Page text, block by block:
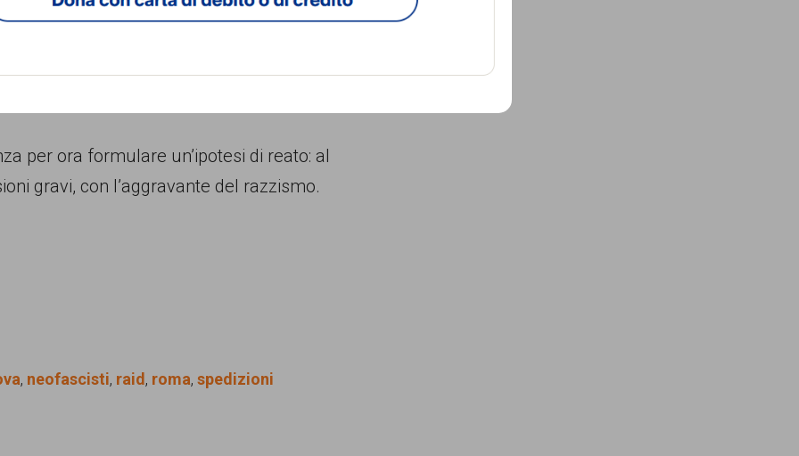
crociata, una battaglia che doveva
di lui, lo aveva attirato a frequentare la
è che il Bangla Tour fosse una sorta di
per ora formulare un’ipotesi di reato: al
gravi, con l’aggravante del razzismo.
, neofascisti, raid , roma, spedizioni